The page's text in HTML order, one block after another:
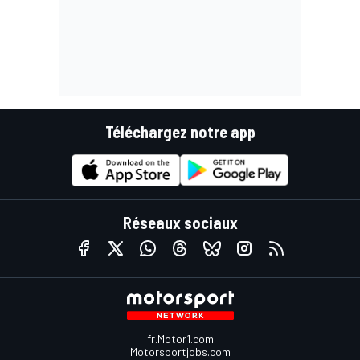
Téléchargez notre app
Réseaux sociaux
fr.Motor1.com
Motorsportjobs.com